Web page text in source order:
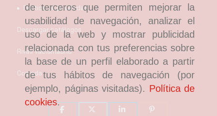
de terceros que permiten mejorar la
usabilidad de navegación, analizar el
uso de la web y mostrar publicidad
relacionada con tus preferencias sobre
la base de un perfil elaborado a partir
de tus hábitos de navegación (por
ejemplo, páginas visitadas). Política de
cookies.
Política de privacidad
Descargar catálogos
Rivas Vaciamadrid
Coslada